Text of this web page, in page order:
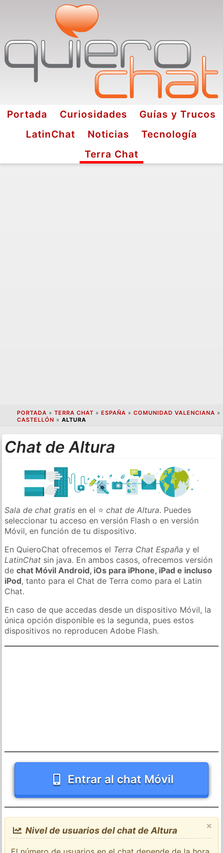
Portada Curiosidades
Guías y Trucos
LatinChat
Noticias
Tecnología
Terra Chat
PORTADA » TERRA CHAT » ESPAÑA » COMUNIDAD VALENCIANA »
CASTELLÓN » ALTURA
Chat de Altura
Sala de chat gratis en el ⭐chat de Altura. Puedes
seleccionar tu acceso en versión Flash o en versión
Móvil, en función de tu dispositivo.
En QuieroChat ofrecemos el Terra Chat España y el
LatinChat sin java. En ambos casos, ofrecemos versión
dechat Móvil Android, iOs para iPhone, iPad e incluso
iPod, tanto para el Chat de Terra como para el Latin
Chat.
En caso de que accedas desde un dispositivo Móvil, la
única opción disponible es la segunda, pues estos
dispositivos no reproducen Adobe Flash.
Entrar al chat Móvil
×
Nivel de usuarios del chat de Altura